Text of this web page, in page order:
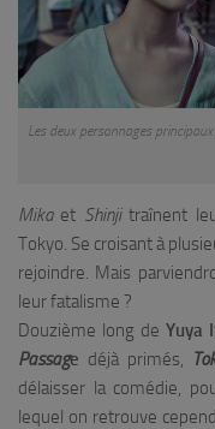
Les deux personnages
Mikaet Shinjitraînent
Tokyo. Se croisant à
rejoindre. Mais
leur fatalisme ?
Douzième long de Yuya
Passage déjà primés,
délaisser la comédie,
lequel on retrouve